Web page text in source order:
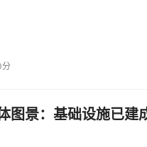
。
战型人才，华清远见携手
月至2021年6月期间，专门
图景：基础设施已建